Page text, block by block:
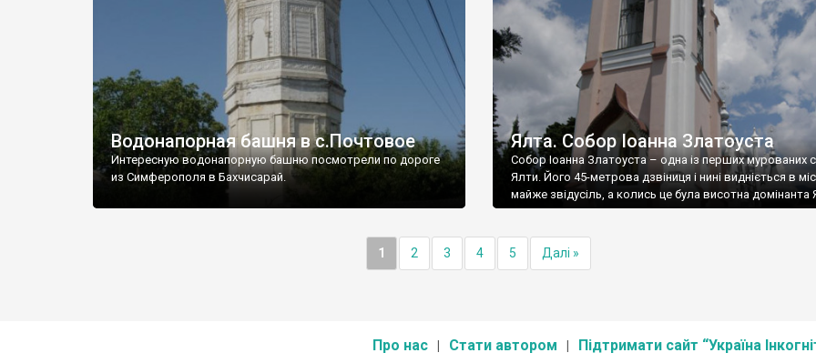
Водонапорная башня в с.Почтовое
Интересную водонапорную башню посмотрели по дороге
из Симферополя в Бахчисарай.
Ялта. Собор Іоанна Златоуста
Собор Іоанна Златоуста – одна із перших мурованих
Ялти. Його 45-метрова дзвіниця і нині видніється в
майже звідусіль, а колись це була висотна домінанта
1 2 3 4 5 Далі »
Про нас Стати автором Підтримати сайт “Україна